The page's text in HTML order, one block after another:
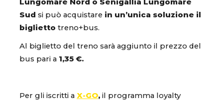
Lungomare Nord o Senigallia Lungomare
Sud si può acquistare in un’unica soluzione il
biglietto treno+bus.
Al biglietto del treno sarà aggiunto il prezzo del
bus pari a 1,35 €.
Per gli iscritti a X-GO, il programma loyalty